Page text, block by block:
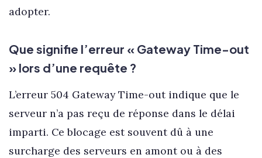
adopter.
Que signifie l’erreur « Gateway Time-out
» lors d’une requête ?
L’erreur 504 Gateway Time-out indique que le
serveur n’a pas reçu de réponse dans le délai
imparti. Ce blocage est souvent dû à une
surcharge des serveurs en amont ou à des